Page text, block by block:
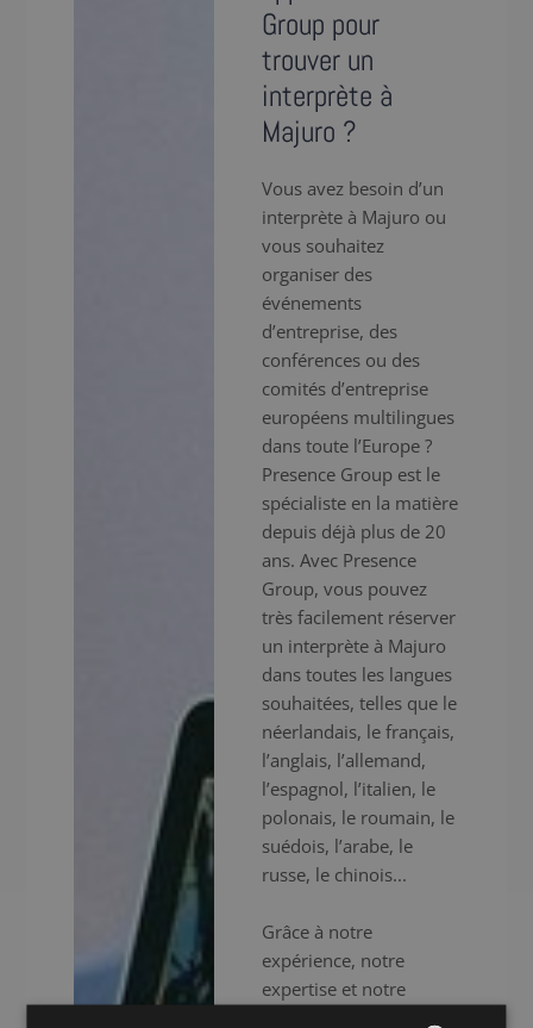
Group pour
trouver un
interprète à
Majuro ?
Vous avez besoin d’un
interprète à Majuro ou
vous souhaitez
organiser des
événements
d’entreprise, des
conférences ou des
comités d’entreprise
européens multilingues
dans toute l’Europe ?
Presence Group est le
spécialiste en la matière
depuis déjà plus de 20
ans. Avec Presence
Group, vous pouvez
très facilement réserver
un interprète à Majuro
dans toutes les langues
souhaitées, telles que le
néerlandais, le français,
l’anglais, l’allemand,
l’espagnol, l’italien, le
polonais, le roumain, le
suédois, l’arabe, le
russe, le chinois...
Grâce à notre
expérience, notre
expertise et notre